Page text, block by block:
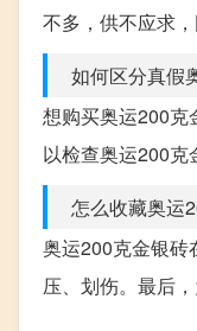
不多，供不应求
如何区分真假
想购买奥运200克
以检查奥运200
怎么收藏奥运
奥运200克金银砖
压、划伤。最后